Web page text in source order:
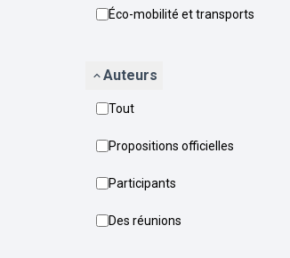
Éco-mobilité et transports
Auteurs
Tout
Propositions officielles
Participants
Des réunions